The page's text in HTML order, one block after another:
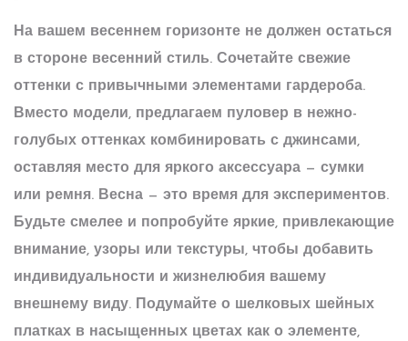
На вашем весеннем горизонте не должен остаться
в стороне весенний стиль. Сочетайте свежие
оттенки с привычными элементами гардероба.
Вместо модели, предлагаем пуловер в нежно-
голубых оттенках комбинировать с джинсами,
оставляя место для яркого аксессуара — сумки
или ремня. Весна — это время для экспериментов.
Будьте смелее и попробуйте яркие, привлекающие
внимание, узоры или текстуры, чтобы добавить
индивидуальности и жизнелюбия вашему
внешнему виду. Подумайте о шелковых шейных
платках в насыщенных цветах как о элементе,